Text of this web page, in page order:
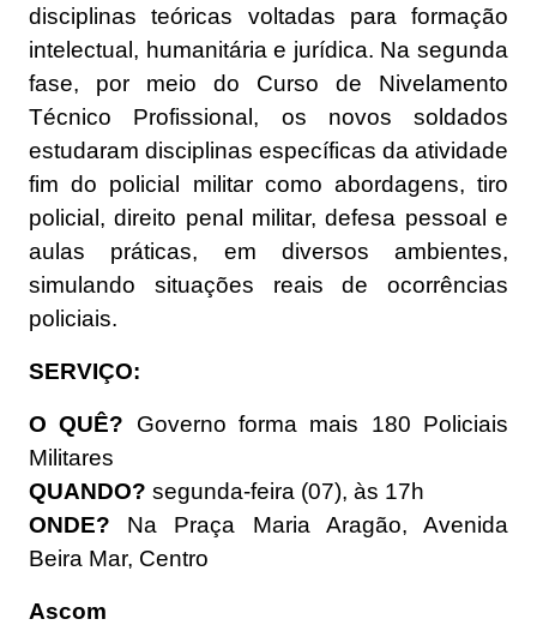
disciplinas teóricas voltadas para formação
intelectual, humanitária e jurídica. Na segunda
fase, por meio do Curso de Nivelamento
Técnico Profissional, os novos soldados
estudaram disciplinas específicas da atividade
fim do policial militar como abordagens, tiro
policial, direito penal militar, defesa pessoal e
aulas práticas, em diversos ambientes,
simulando situações reais de ocorrências
policiais.
SERVIÇO:
O QUÊ? Governo forma mais 180 Policiais
Militares
QUANDO? segunda-feira (07), às 17h
ONDE? Na Praça Maria Aragão, Avenida
Beira Mar, Centro
Ascom